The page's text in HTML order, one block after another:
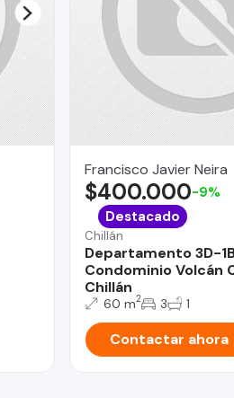
Francisco Javier Neira
Chillán
Departamento 3D-
Condominio Volcán
Chillán
$400.000-9%
Destacado
60 m2 3 1
Contactar ahora